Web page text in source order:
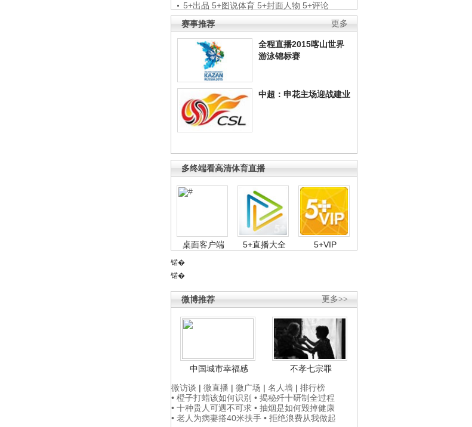
5+出品 5+图说体育 5+封面人物 5+评论
更多
赛事推荐
全程直播2015喀山世界
游泳锦标赛
中超：申花主场迎战建业
多终端看高清体育直播
桌面客户端 5+直播大全 5+VIP
锘�
锘�
更多>>
微博推荐
中国城市幸福感
不孝七宗罪
微访谈 | 微直播 | 微广场 | 名人墙 | 排行榜
• 橙子打蜡该如何识别 • 揭秘歼十研制全过程
• 十种贵人可遇不可求 • 抽烟是如何毁掉健康
• 老人为病妻搭40米扶手 • 拒绝浪费从我做起